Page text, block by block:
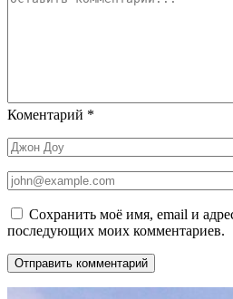
Коментарий *
Сохранить моё имя, email и
последующих моих комментариев.